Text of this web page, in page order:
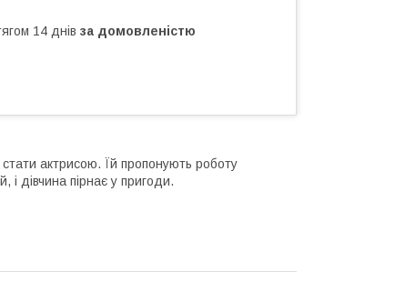
14 днів за домовленістю
актрисою. Їй пропонують роботу
і дівчина пірнає у пригоди.